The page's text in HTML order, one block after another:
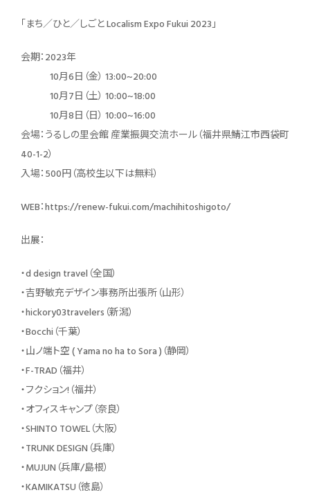
「まち／ひと／しごと Localism Expo Fukui 2023」
会期：2023年
10月6日（金） 13:00~20:00
10月7日（土） 10:00~18:00
10月8日（日） 10:00~16:00
会場：うるしの里会館 産業振興交流ホール（福井県鯖江市西袋町
40-1-2）
入場：500円（高校生以下は無料）
WEB：https://renew-fukui.com/machihitoshigoto/
出展：
・d design travel（全国）
・吉野敏充デザイン事務所出張所（山形）
・hickory03travelers（新潟）
・Bocchi（千葉）
・山ノ端ト空 ( Yama no ha to Sora )（静岡）
・F-TRAD（福井）
・フクション!（福井）
・オフィスキャンプ（奈良）
・SHINTO TOWEL（大阪）
・TRUNK DESIGN（兵庫）
・MUJUN（兵庫/島根）
・KAMIKATSU（徳島）